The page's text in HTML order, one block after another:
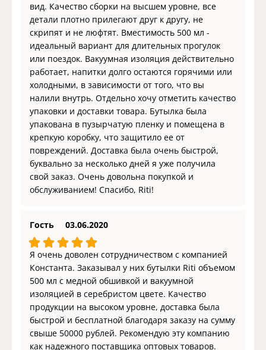
вид. Качество сборки на высшем уровне, все
детали плотно прилегают друг к другу, не
скрипят и не люфтят. Вместимость 500 мл -
идеальный вариант для длительных прогулок
или поездок. Вакуумная изоляция действительно
работает, напитки долго остаются горячими или
холодными, в зависимости от того, что вы
налили внутрь. Отдельно хочу отметить качество
упаковки и доставки товара. Бутылка была
упакована в пузырчатую пленку и помещена в
крепкую коробку, что защитило ее от
повреждений. Доставка была очень быстрой,
буквально за несколько дней я уже получила
свой заказ. Очень довольна покупкой и
обслуживанием! Спасибо, Riti!
Гость 03.06.2020
Я очень доволен сотрудничеством с компанией
Константа. Заказывал у них бутылки Riti объемом
500 мл с медной обшивкой и вакуумной
изоляцией в серебристом цвете. Качество
продукции на высоком уровне, доставка была
быстрой и бесплатной благодаря заказу на сумму
свыше 50000 рублей. Рекомендую эту компанию
как надежного поставщика оптовых товаров.